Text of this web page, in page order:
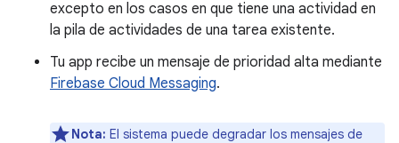
excepto en los casos en que tiene una actividad en
la pila de actividades de una tarea existente.
Tu app recibe un mensaje de prioridad alta mediante
Firebase Cloud Messaging.
Nota: El sistema puede degradar los mensajes de